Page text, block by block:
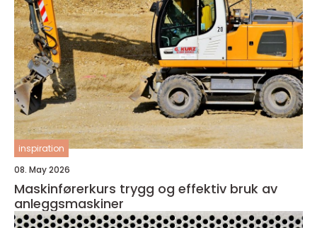
inspiration
08. May 2026
Maskinførerkurs trygg og effektiv bruk av
anleggsmaskiner